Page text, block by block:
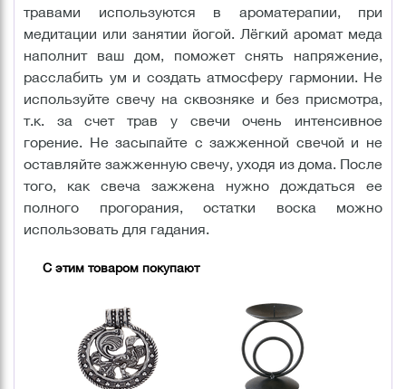
травами используются в ароматерапии, при
медитации или занятии йогой. Лёгкий аромат меда
наполнит ваш дом, поможет снять напряжение,
расслабить ум и создать атмосферу гармонии. Не
используйте свечу на сквозняке и без присмотра,
т.к. за счет трав у свечи очень интенсивное
горение. Не засыпайте с зажженной свечой и не
оставляйте зажженную свечу, уходя из дома. После
того, как свеча зажжена нужно дождаться ее
полного прогорания, остатки воска можно
использовать для гадания.
С этим товаром покупают